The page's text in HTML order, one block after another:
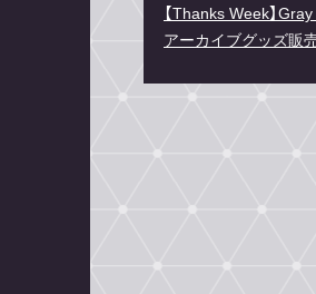
【Thanks Week】
アーカイブグッズ販